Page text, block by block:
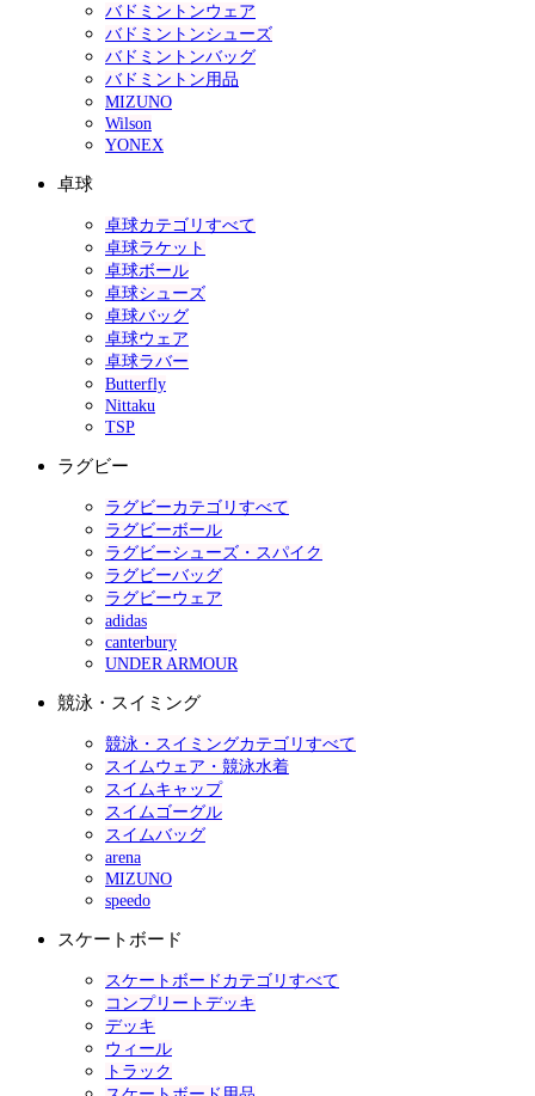
バドミントンウェア
バドミントンシューズ
バドミントンバッグ
バドミントン用品
MIZUNO
Wilson
YONEX
卓球
卓球カテゴリすべて
卓球ラケット
卓球ボール
卓球シューズ
卓球バッグ
卓球ウェア
卓球ラバー
Butterfly
Nittaku
TSP
ラグビー
ラグビーカテゴリすべて
ラグビーボール
ラグビーシューズ・スパイク
ラグビーバッグ
ラグビーウェア
adidas
canterbury
UNDER ARMOUR
競泳・スイミング
競泳・スイミングカテゴリすべて
スイムウェア・競泳水着
スイムキャップ
スイムゴーグル
スイムバッグ
arena
MIZUNO
speedo
スケートボード
スケートボードカテゴリすべて
コンプリートデッキ
デッキ
ウィール
トラック